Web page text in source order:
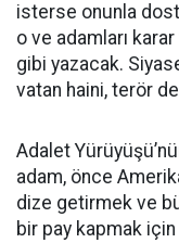
isterse onunla
o ve adamları
gibi yazacak.
vatan haini, terör
Adalet
adam, önce
dize getirmek ve
bir pay kapmak